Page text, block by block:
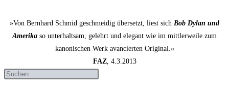
»Von Bernhard Schmid geschmeidig übersetzt, liest sich Bob Dylan und
Amerika so unterhaltsam, gelehrt und elegant wie im mittlerweile zum
kanonischen Werk avancierten Original.«
FAZ, 4.3.2013